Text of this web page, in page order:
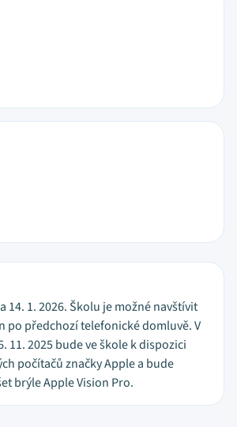
14. 1. 2026. Školu je možné navštívit
po předchozí telefonické domluvě. V
11. 2025 bude ve škole k dispozici
počítačů značky Apple a bude
brýle Apple Vision Pro.